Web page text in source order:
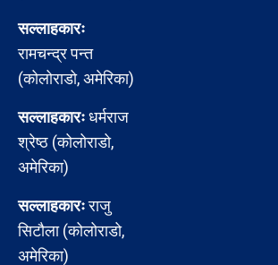
सल्लाहकारः
रामचन्द्र पन्त
(कोलोराडो, अमेरिका)
सल्लाहकारःधर्मराज
श्रेष्ठ (कोलोराडो,
अमेरिका)
सल्लाहकारःराजु
सिटौला (कोलोराडो,
अमेरिका)